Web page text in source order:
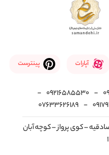
آپارات پینترست
-
09216585530
-
-
07633626189
– کوی پرواز – کوچه آبان